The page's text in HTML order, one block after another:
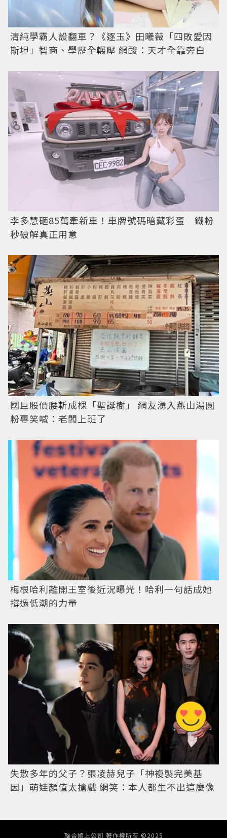
清純學霸人設翻車？《逐玉》田曦薇「四敗愛因
斯坦」智商、學歷全輾壓 網酸：天才全靠旁白
李多慧砸85萬牽新車！車牌號碼暗藏彩蛋 鐵粉
秒破解真正用意
國巨股價腰斬成棵「聖誕樹」 網友湧入燕山湯圓
粉專笑喊：老闆上班了
梅根哈利離開王室後近況曝光！哈利一句話成她
撐過低潮的力量
失散多年的父子？張凌赫兒子「神複製完美基
因」萌娃顏值太搶戲 網笑：本人都生不出這麼像
聯合線上公司 著作權所有 ©2025